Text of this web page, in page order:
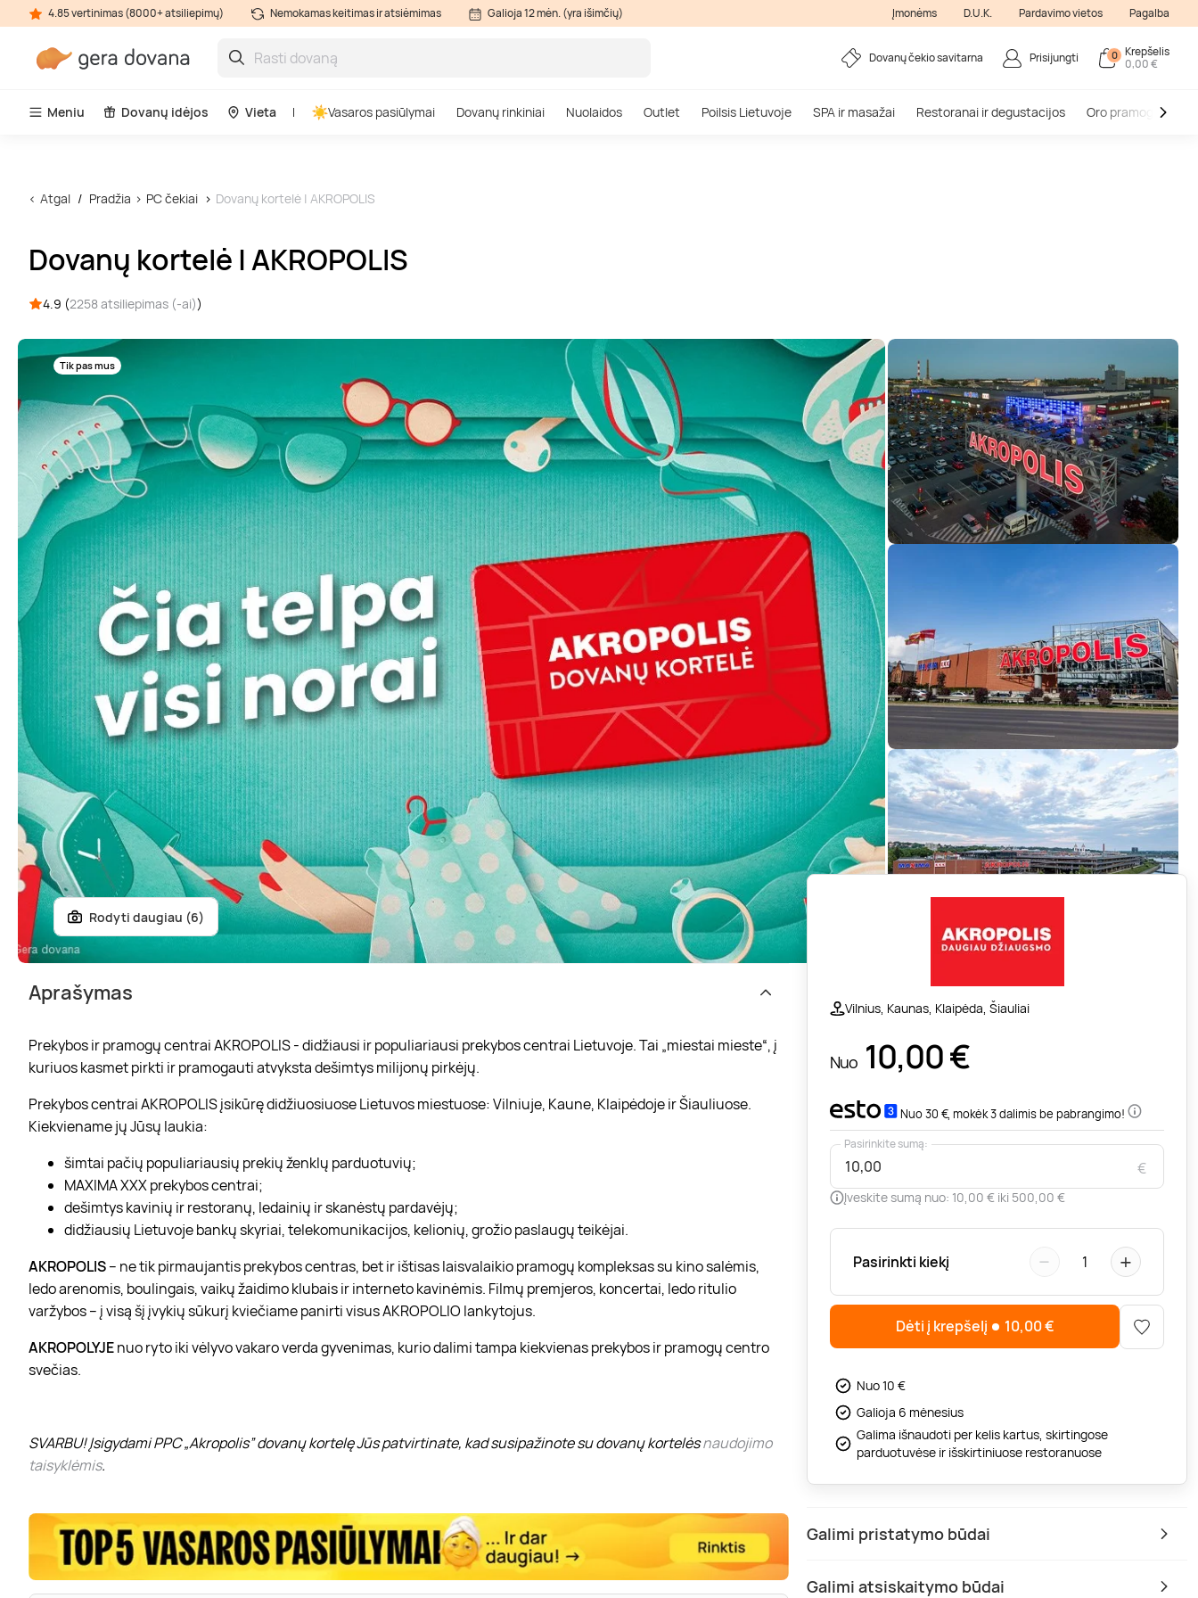
4.85 vertinimas (8000+ atsiliepimų) Nemokamas keitimas ir atsiėmimas Galioja 12 mėn. (yra išimčių) Įmonėms D.U.K. Pardavimo vietos Pagalba
Dovanų čekio savitarna Prisijungti 0 Krepšelis
0,00 €
Meniu Dovanų idėjos Vieta Vasaros pasiūlymai Dovanų rinkiniai Nuolaidos Outlet Poilsis Lietuvoje SPA ir masažai Restoranai ir degustacijos Oro pramogos
Atgal Pradžia PC čekiai Dovanų kortelė | AKROPOLIS
Dovanų kortelė | AKROPOLIS
4.9 (2258 atsiliepimas (-ai))
Tik pas mus
Rodyti daugiau (6)
Vilnius, Kaunas, Klaipėda, Šiauliai
Nuo 10,00€
Nuo 30 €, mokėk 3 dalimis be pabrangimo!
€
Pasirinkite sumą:
Įveskite sumą nuo: 10,00 € iki 500,00 €
Pasirinkti kiekį − 1 +
Dėti į krepšelį 10,00€
Nuo 10 €
Galioja 6 mėnesius
Galima išnaudoti per kelis kartus, skirtingose
parduotuvėse ir išskirtiniuose restoranuose
Galimi pristatymo būdai
Galimi atsiskaitymo būdai
Aprašymas
Prekybos ir pramogų centrai AKROPOLIS - didžiausi ir populiariausi prekybos centrai Lietuvoje. Tai „miestai mieste“, į
kuriuos kasmet pirkti ir pramogauti atvyksta dešimtys milijonų pirkėjų.
Prekybos centrai AKROPOLIS įsikūrę didžiuosiuose Lietuvos miestuose: Vilniuje, Kaune, Klaipėdoje ir Šiauliuose.
Kiekviename jų Jūsų laukia:
šimtai pačių populiariausių prekių ženklų parduotuvių;
MAXIMA XXX prekybos centrai;
dešimtys kavinių ir restoranų, ledainių ir skanėstų pardavėjų;
didžiausių Lietuvoje bankų skyriai, telekomunikacijos, kelionių, grožio paslaugų teikėjai.
AKROPOLIS– ne tik pirmaujantis prekybos centras, bet ir ištisas laisvalaikio pramogų kompleksas su kino salėmis,
ledo arenomis, boulingais, vaikų žaidimo klubais ir interneto kavinėmis. Filmų premjeros, koncertai, ledo ritulio
varžybos – į visą šį įvykių sūkurį kviečiame panirti visus AKROPOLIO lankytojus.
AKROPOLYJEnuo ryto iki vėlyvo vakaro verda gyvenimas, kurio dalimi tampa kiekvienas prekybos ir pramogų centro
svečias.
SVARBU! Įsigydami PPC „Akropolis” dovanų kortelę Jūs patvirtinate, kad susipažinote su dovanų kortelėsnaudojimo
taisyklėmis.